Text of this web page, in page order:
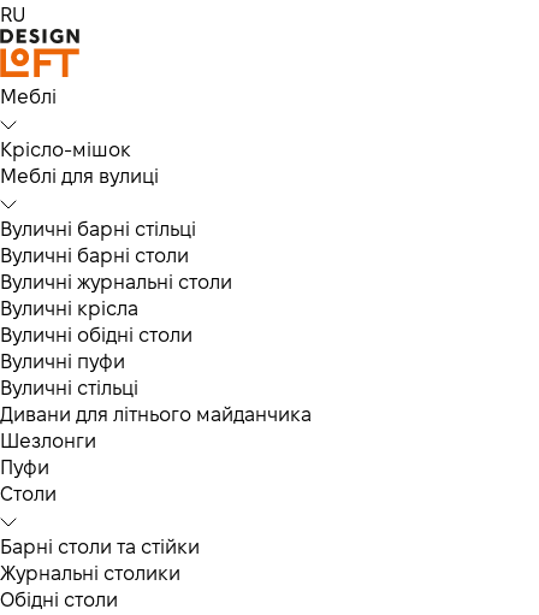
RU
Меблі
Крісло-мішок
Меблі для вулиці
Вуличні барні стільці
Вуличні барні столи
Вуличні журнальні столи
Вуличні крісла
Вуличні обідні столи
Вуличні пуфи
Вуличні стільці
Дивани для літнього майданчика
Шезлонги
Пуфи
Столи
Барні столи та стійки
Журнальні столики
Обідні столи